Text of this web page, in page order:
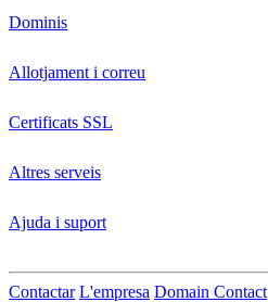
Dominis
Allotjament i correu
Certificats SSL
Altres serveis
Ajuda i suport
Contactar L'empresa Domain Contact